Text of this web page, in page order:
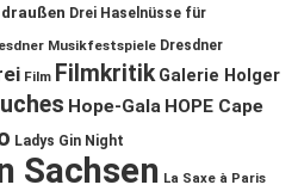
Drei Haselnüsse für
Musikfestspiele Dresdner
Film Filmkritik Galerie Holger
Hope-Gala HOPE Cape
Ladys Gin Night
Sachsen La Saxe à Paris